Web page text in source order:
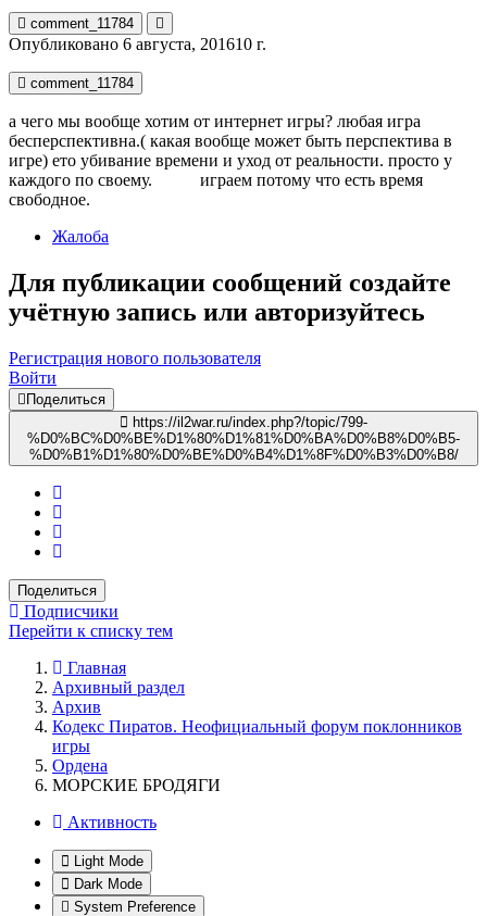
comment_11784
Опубликовано 6 августа, 201610 г.
comment_11784
а чего мы вообще хотим от интернет игры? любая игра
бесперспективна.( какая вообще может быть перспектива в
игре) ето убивание времени и уход от реальности. просто у
каждого по своему. играем потому что есть время
свободное.
Жалоба
Для публикации сообщений создайте
учётную запись или авторизуйтесь
Регистрация нового пользователя
Войти
Поделиться
https://il2war.ru/index.php?/topic/799-
%D0%BC%D0%BE%D1%80%D1%81%D0%BA%D0%B8%D0%B5-
%D0%B1%D1%80%D0%BE%D0%B4%D1%8F%D0%B3%D0%B8/
Поделиться
Подписчики
Перейти к списку тем
Главная
Архивный раздел
Архив
Кодекс Пиратов. Неофициальный форум поклонников
игры
Ордена
МОРСКИЕ БРОДЯГИ
Активность
Light Mode
Dark Mode
System Preference